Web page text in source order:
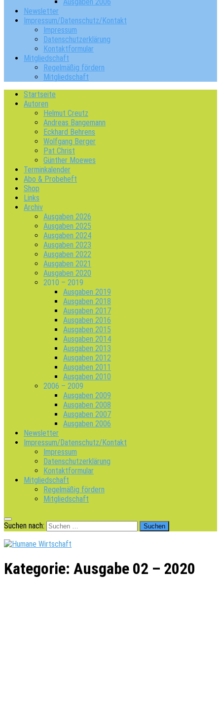
Newsletter
Impressum/Datenschutz/Kontakt
Impressum
Datenschutzerklärung
Kontaktformular
Mitgliedschaft
Regelmäßig fördern
Mitgliedschaft
Startseite
Autoren
Helmut Creutz
Andreas Bangemann
Eckhard Behrens
Wolfgang Berger
Pat Christ
Günther Moewes
Terminkalender
Abo & Probeheft
Shop
Links
Archiv
Ausgaben 2026
Ausgaben 2025
Ausgaben 2024
Ausgaben 2023
Ausgaben 2022
Ausgaben 2021
Ausgaben 2020
2010 – 2019
Ausgaben 2019
Ausgaben 2018
Ausgaben 2017
Ausgaben 2016
Ausgaben 2015
Ausgaben 2014
Ausgaben 2013
Ausgaben 2012
Ausgaben 2011
Ausgaben 2010
2006 – 2009
Ausgaben 2009
Ausgaben 2008
Ausgaben 2007
Ausgaben 2006
Newsletter
Impressum/Datenschutz/Kontakt
Impressum
Datenschutzerklärung
Kontaktformular
Mitgliedschaft
Regelmäßig fördern
Mitgliedschaft
Suchen nach:
Kategorie: Ausgabe 02 – 2020